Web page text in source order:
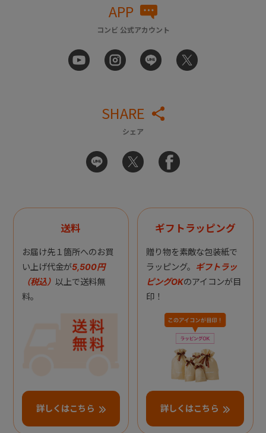
APP
コンビ 公式アカウント
SHARE
シェア
送料
お届け先１箇所へのお買
い上げ代金が5,500円
（税込） 以上で送料無
料。
詳しくはこちら
ギフトラッピング
贈り物を素敵な包装紙で
ラッピング。 ギフトラッ
ピングOKのアイコンが目
印！
詳しくはこちら